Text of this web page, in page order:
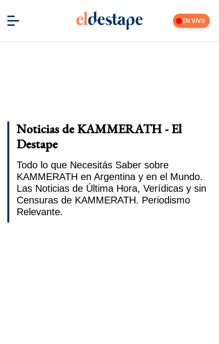
EN VIVO
Noticias de KAMMERATH - El
Destape
Todo lo que Necesitás Saber sobre
KAMMERATH en Argentina y en el Mundo.
Las Noticias de Última Hora, Verídicas y sin
Censuras de KAMMERATH. Periodismo
Relevante.